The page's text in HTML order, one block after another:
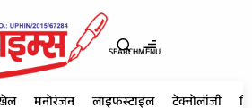
SEARCHMENU
मनोरंजन लाइफस्टाइल टेक्नोलॉजी